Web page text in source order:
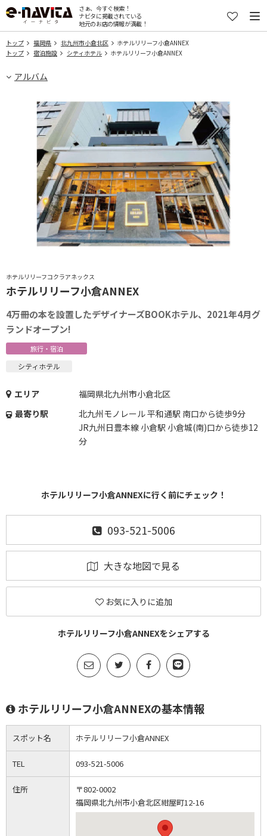
さぁ、今すぐ検索！
ナビタに掲載されている
地元のお店の情報が満載！
トップ 福岡県 北九州市小倉北区
ホテルリリーフ小倉ANNEX
トップ
宿泊施設 シティホテル ホテルリリーフ小倉ANNEX
アルバム
ホテルリリーフコクラアネックス
ホテルリリーフ小倉ANNEX
4万冊の本を設置したデザイナーズBOOKホテル、2021年4月グ
ランドオープン!
旅行・宿泊
シティホテル
エリア
福岡県北九州市小倉北区
最寄り駅
北九州モノレール 平和通駅 南口から徒歩9分
JR九州日豊本線 小倉駅 小倉城(南)口から徒歩12
分
ホテルリリーフ小倉ANNEXに行く前にチェック！
093-521-5006
大きな地図で見る
お気に入りに追加
ホテルリリーフ小倉ANNEXをシェアする
ホテルリリーフ小倉ANNEXの基本情報
スポット名 ホテルリリーフ小倉ANNEX
TEL 093-521-5006
住所
〒802-0002
福岡県北九州市小倉北区紺屋町12-16